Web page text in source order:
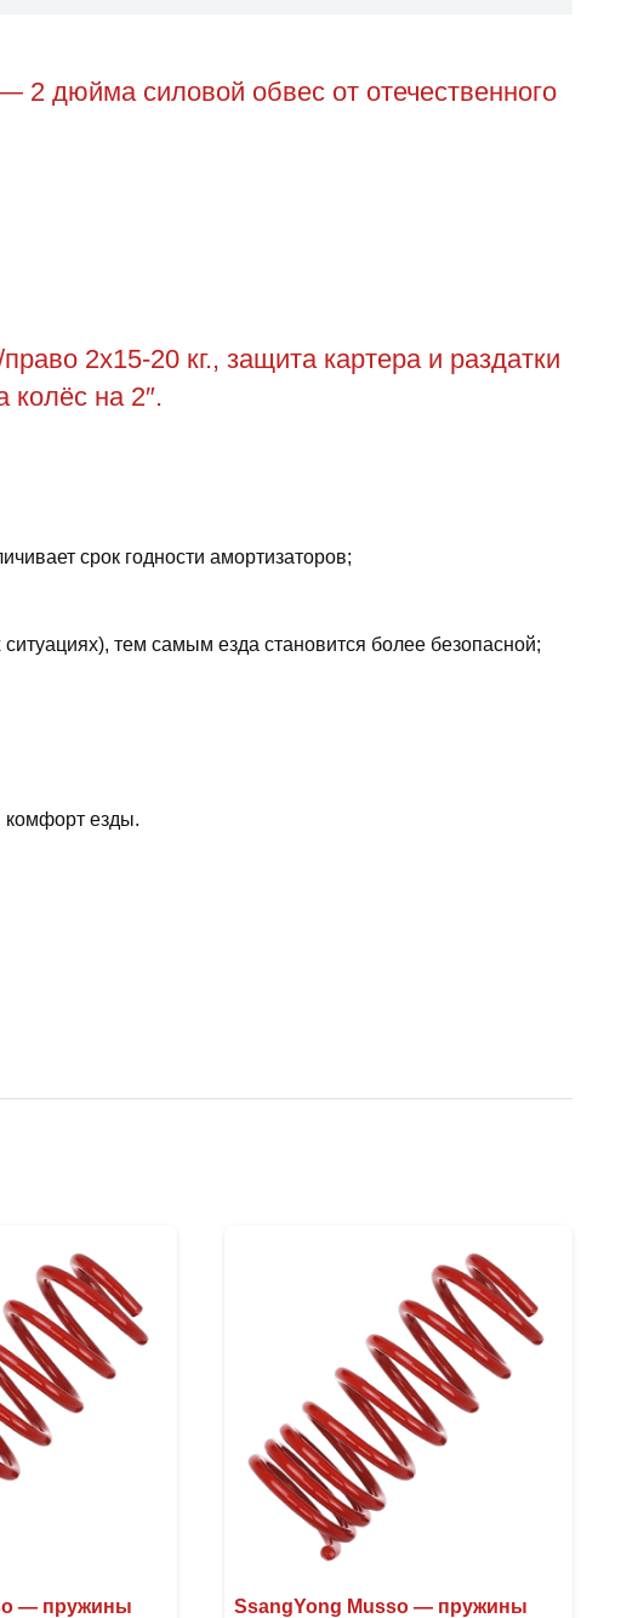
2 дюйма силовой обвес от отечественного
2х15-20 кг., защита картера и раздатки
колёс на 2″.
срок годности амортизаторов;
тем самым езда становится более безопасной;
комфорт езды.
— пружины
SsangYong Musso — пружины